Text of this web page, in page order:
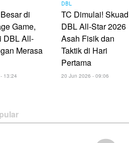
di
Game,
DBL All-
Merasa
13:24
DBL
TC Dimulai! Skuad
DBL All-Star 2026
Asah Fisik dan
Taktik di Hari
Pertama
20 Jun 2026 - 09:06